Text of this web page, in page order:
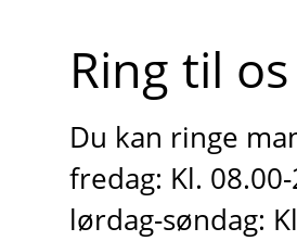
Ring til os
Du kan ringe
fredag: Kl.
lørdag-søndag: